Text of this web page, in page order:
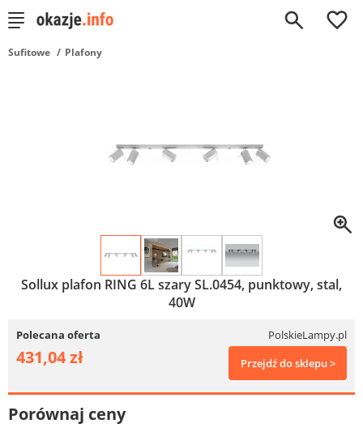
0
Sufitowe Plafony
Sollux plafon RING 6L szary SL.0454, punktowy, stal,
40W
Polecana oferta PolskieLampy.pl
431,04 zł Przejdź do sklepu >
Porównaj ceny